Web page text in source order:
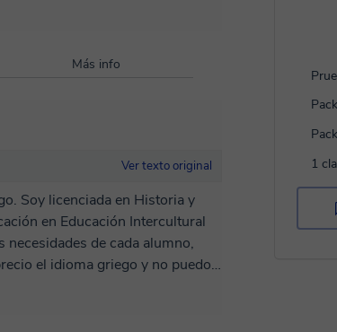
1
Más info
Ver texto original
Soy licenciada en Historia y
en Educación Intercultural
necesidades de cada alumno,
el idioma griego y no puedo